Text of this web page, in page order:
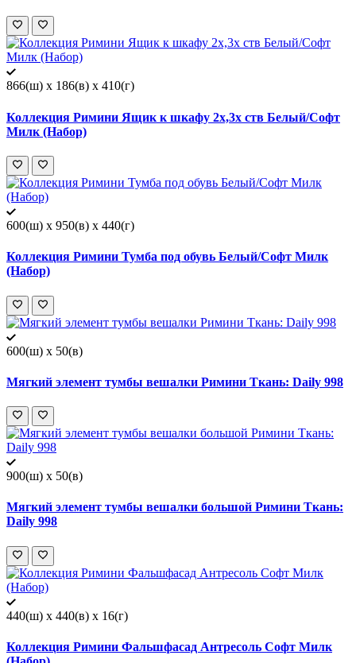
866(ш) x 186(в) x 410(г)
Коллекция Римини Ящик к шкафу 2х,3х ств Белый/Софт
Милк (Набор)
600(ш) x 950(в) x 440(г)
Коллекция Римини Тумба под обувь Белый/Софт Милк
(Набор)
600(ш) x 50(в)
Мягкий элемент тумбы вешалки Римини Ткань: Daily 998
900(ш) x 50(в)
Мягкий элемент тумбы вешалки большой Римини Ткань:
Daily 998
440(ш) x 440(в) x 16(г)
Коллекция Римини Фальшфасад Антресоль Софт Милк